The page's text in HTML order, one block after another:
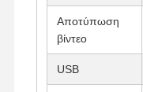
Μίνι υπολογιστής
Celeron Μίνι PC
Αποτύπωση
βίντεο
USB